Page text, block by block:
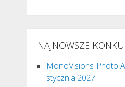
NAJNOWSZE
MonoVisions Photo
stycznia 2027